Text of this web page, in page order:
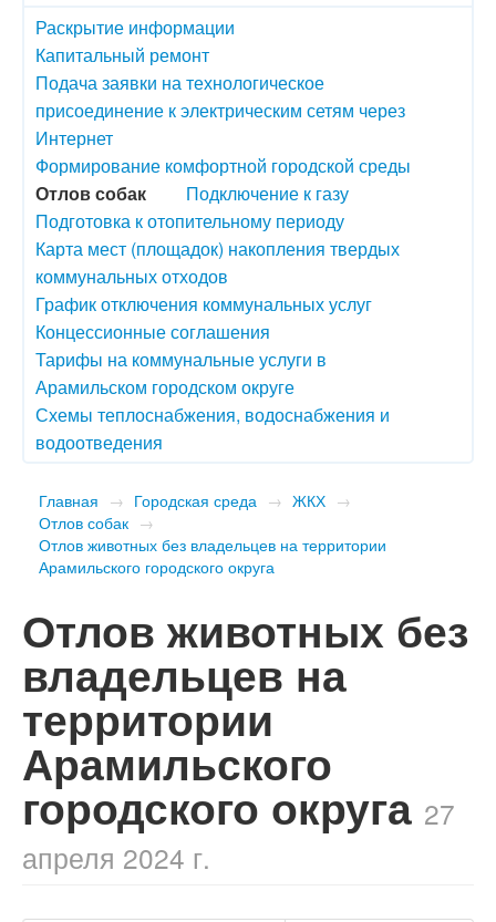
Раскрытие информации
Капитальный ремонт
Подача заявки на технологическое
присоединение к электрическим сетям через
Интернет
Формирование комфортной городской среды
Отлов собак
Подключение к газу
Подготовка к отопительному периоду
Карта мест (площадок) накопления твердых
коммунальных отходов
График отключения коммунальных услуг
Концессионные соглашения
Тарифы на коммунальные услуги в
Арамильском городском округе
Схемы теплоснабжения, водоснабжения и
водоотведения
Главная → Городская среда → ЖКХ →
Отлов собак →
Отлов животных без владельцев на территории
Арамильского городского округа
Отлов животных без
владельцев на
территории
Арамильского
городского округа 27
апреля 2024 г.